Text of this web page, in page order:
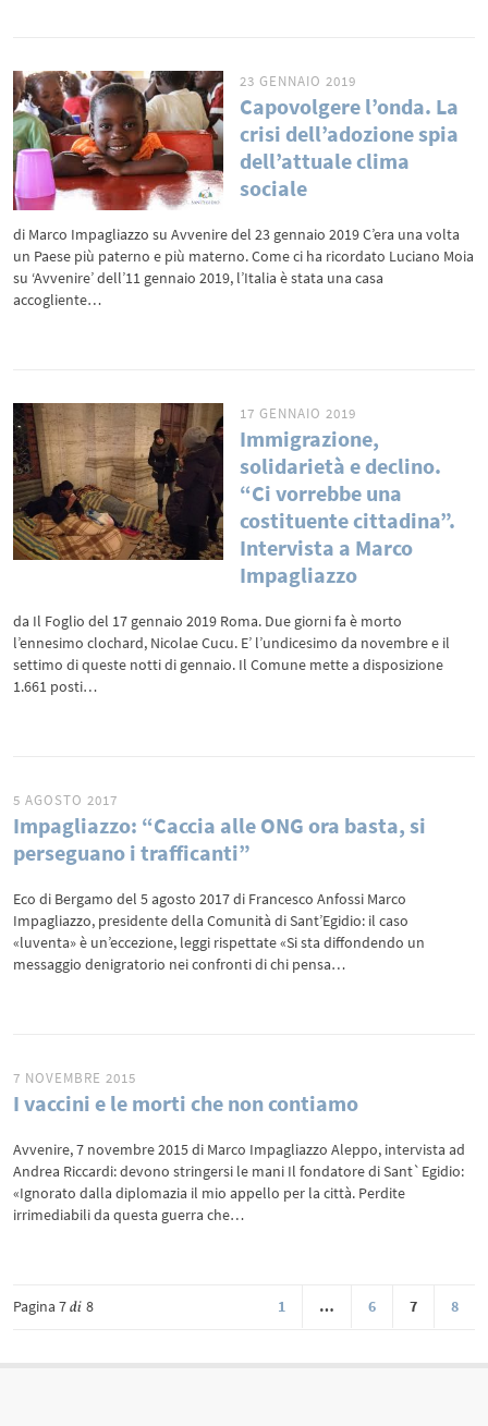
23 GENNAIO 2019
Capovolgere l’onda. La
crisi dell’adozione spia
dell’attuale clima
sociale
di Marco Impagliazzo su Avvenire del 23 gennaio 2019 C’era una volta
un Paese più paterno e più materno. Come ci ha ricordato Luciano Moia
su ‘Avvenire’ dell’11 gennaio 2019, l’Italia è stata una casa
accogliente…
17 GENNAIO 2019
Immigrazione,
solidarietà e declino.
“Ci vorrebbe una
costituente cittadina”.
Intervista a Marco
Impagliazzo
da Il Foglio del 17 gennaio 2019 Roma. Due giorni fa è morto
l’ennesimo clochard, Nicolae Cucu. E’ l’undicesimo da novembre e il
settimo di queste notti di gennaio. Il Comune mette a disposizione
1.661 posti…
5 AGOSTO 2017
Impagliazzo: “Caccia alle ONG ora basta, si
perseguano i trafficanti”
Eco di Bergamo del 5 agosto 2017 di Francesco Anfossi Marco
Impagliazzo, presidente della Comunità di Sant’Egidio: il caso
«luventa» è un’eccezione, leggi rispettate «Si sta diffondendo un
messaggio denigratorio nei confronti di chi pensa…
7 NOVEMBRE 2015
I vaccini e le morti che non contiamo
Avvenire, 7 novembre 2015 di Marco Impagliazzo Aleppo, intervista ad
Andrea Riccardi: devono stringersi le mani Il fondatore di Sant`Egidio:
«Ignorato dalla diplomazia il mio appello per la città. Perdite
irrimediabili da questa guerra che…
Pagina 7di 8 1 … 6 7 8